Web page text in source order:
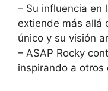
– Su influencia en
extiende más allá
único y su visión
– ASAP Rocky
inspirando a otros